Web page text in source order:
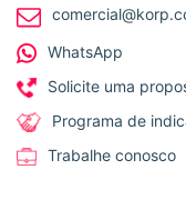
WhatsApp
Solicite uma
Programa de
Trabalhe conosco